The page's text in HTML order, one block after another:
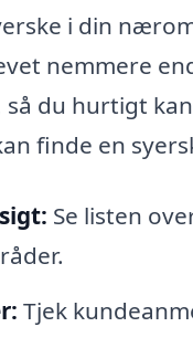
i din
nemmere
så du hurtigt
finde en
Se listen
Tjek